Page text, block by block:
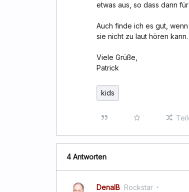
etwas aus, so dass dann
Auch finde ich es gut,
sie nicht zu laut hören kann.
Viele Grüße,
Patrick
kids
4 Antworten
DenalB Rockstar